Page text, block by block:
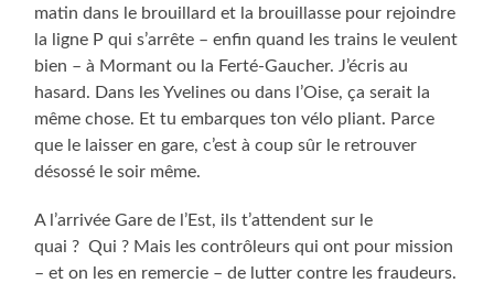
matin dans le brouillard et la brouillasse pour rejoindre
la ligne P qui s’arrête – enfin quand les trains le veulent
bien – à Mormant ou la Ferté-Gaucher. J’écris au
hasard. Dans les Yvelines ou dans l’Oise, ça serait la
même chose. Et tu embarques ton vélo pliant. Parce
que le laisser en gare, c’est à coup sûr le retrouver
désossé le soir même.
A l’arrivée Gare de l’Est, ils t’attendent sur le
quai ? Qui ? Mais les contrôleurs qui ont pour mission
– et on les en remercie – de lutter contre les fraudeurs.